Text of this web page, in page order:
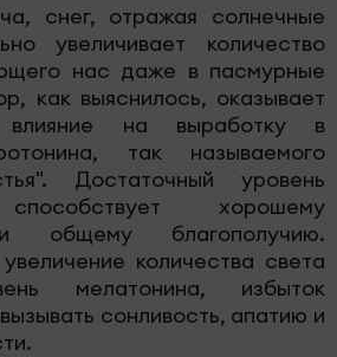
снег, отражая солнечные
увеличивает количество
нас даже в пасмурные
как выяснилось, оказывает
влияние на выработку в
так называемого
Достаточный уровень
хорошему
общему благополучию.
количества света
мелатонина, избыток
сонливость, апатию и